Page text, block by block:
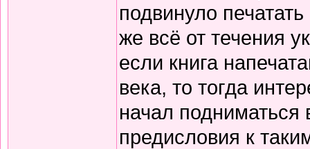
подвинуло
же всё от течения
если книга
века, то тогда
начал
предисловия к